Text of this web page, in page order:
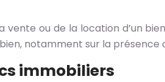
vente ou de la location d’un
notamment sur la
immobiliers